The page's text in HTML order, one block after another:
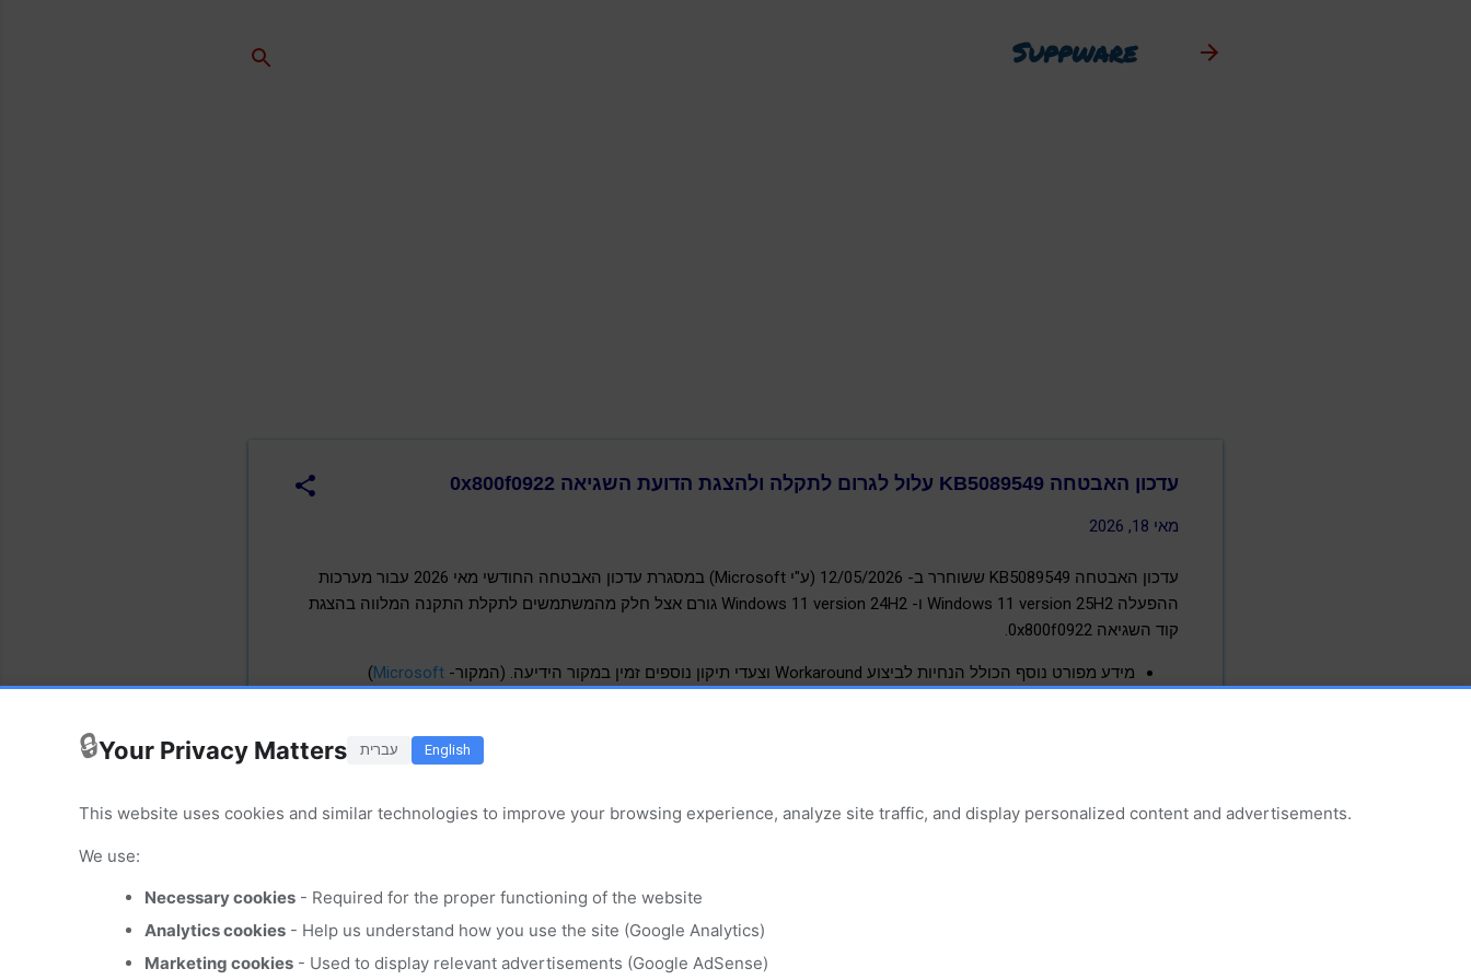
Suppware
עדכון האבטחה KB5089549 עלול לגרום לתקלה ולהצגת הדועת השגיאה ‎0x800f0922
מאי 18, 2026
עדכון האבטחה KB5089549 ששוחרר ב- 12/05/2026 (ע"י Microsoft) במסגרת עדכון האבטחה החודשי מאי 2026 עבור מערכות
ההפעלה Windows 11 version 25H2 ו- Windows 11 version 24H2 גורם אצל חלק מהמשתמשים לתקלת התקנה המלווה בהצגת
קוד השגיאה ‎0x800f0922‎.
מידע מפורט נוסף הכולל הנחיות לביצוע Workaround וצעדי תיקון נוספים זמין במקור הידיעה. (המקור- Microsoft
)
🔒Your Privacy Matters עברית English
This website uses cookies and similar technologies to improve your browsing experience, analyze site traffic, and display personalized content and advertisements.
We use:
Necessary cookies - Required for the proper functioning of the website
Analytics cookies - Help us understand how you use the site (Google Analytics)
Marketing cookies - Used to display relevant advertisements (Google AdSense)